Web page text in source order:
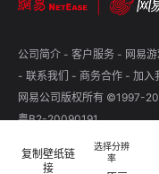
复制壁纸链
接
选择分辨
率
公司简介 - 客户服务 - 网易
- 联系我们 - 商务合作 - 加入
网易公司版权所有 ©1997-
粤B2-20090191